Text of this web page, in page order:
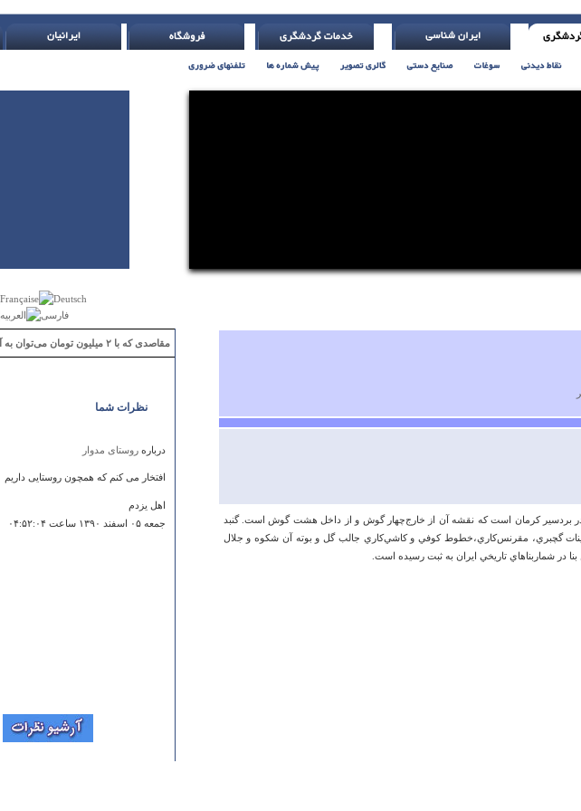
مقاصدی که با ۲ میلیون تومان می‌توان به آنها سفر کرد
نظرات شما
درباره روستای مدوار
افتخار می کنم که همچون روستایی داریم
اهل یزدم
جمعه ۰۵ اسفند ۱۳۹۰ ساعت ۰۴:۵۲:۰۴
در بردسير كرمان‌ است‌ كه‌ نقشه‌ آن‌ از خارج‌چهار گوش‌ و از داخل‌ هشت‌ گوش‌ است‌. گنبد
گچبري‌، مقرنس‌كاري‌،خطوط‌ كوفي‌ و كاشي‌كاري‌ جالب‌ گل‌ و بوته‌ آن‌ شكوه‌ و جلال‌
در شماربناهاي‌ تاريخي‌ ايران‌ به‌ ثبت‌ رسيده‌ است‌.